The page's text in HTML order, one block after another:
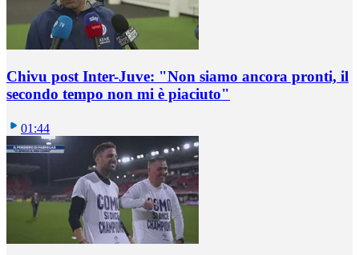
Chivu post Inter-Juve: "Non siamo ancora pronti, il
secondo tempo non mi è piaciuto"
01:44